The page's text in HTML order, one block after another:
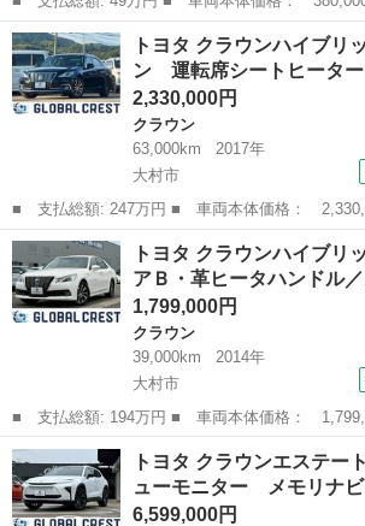
名： トヨタ ■ 車種名： クラウン ■ グレー
リート ■ 排気量： 3500cc ■ ドア枚数： 4D
M...
福岡 田川郡 クラウン
トヨタ クラウンハイブリ
ン 運転席シートヒータ
2,330,000円
クラウン
63,000km
2017年
大村市
■ 支払総額: 247万円 ■ 車両本体価格： 2,330,000 円 ■ メーカー
名： トヨタ ■ 車種名： クラウンハイブリッ
名： ロイヤルサルーン 運転席シートヒーター
ー 衝突軽減ブ...
長崎 大村市 クラウン
トヨタ クラウンハイブ
アＢ・革ヒータハンドル
1,799,000円
クラウン
39,000km
2014年
大村市
■ 支払総額: 194万円 ■ 車両本体価格： 1,799,000 円 ■ メーカー
名： トヨタ ■ 車種名： クラウンハイブリッ
名： ロイヤル ９エアＢ・革ヒータハンドル／
トＨ・純１７Ａ...
長崎 大村市 クラウン
トヨタ クラウンエステ
ューモニター メモリ
6,599,000円